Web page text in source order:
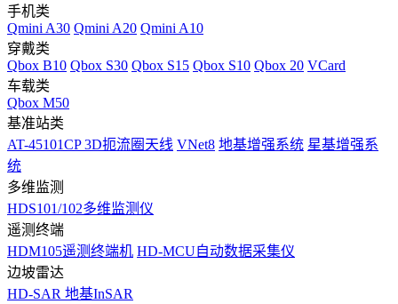
手机类
Qmini A30 Qmini A20 Qmini A10
穿戴类
Qbox B10 Qbox S30 Qbox S15 Qbox S10 Qbox 20 VCard
车载类
Qbox M50
基准站类
AT-45101CP 3D扼流圈天线 VNet8 地基增强系统 星基增强系
统
多维监测
HDS101/102多维监测仪
遥测终端
HDM105遥测终端机 HD-MCU自动数据采集仪
边坡雷达
HD-SAR 地基InSAR